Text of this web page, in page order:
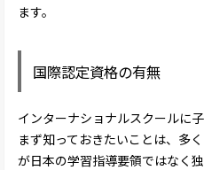
ます。
国際認定資格の有無
インターナショナルスクールに
まず知っておきたいことは、多
が日本の学習指導要領ではなく